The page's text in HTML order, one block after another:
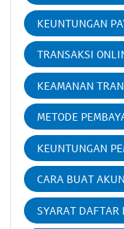
KEUNTUNGAN
TRANSAKSI
KEAMANAN
METODE
KEUNTUNGAN
CARA BUAT
SYARAT DAFTAR